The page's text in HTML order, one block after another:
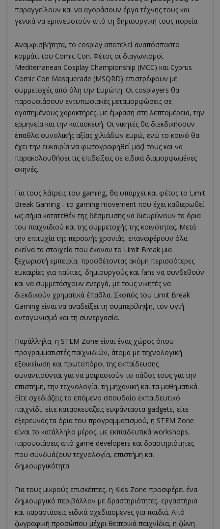
παραγγείλουν και να αγοράσουν έργα τέχνης τους και
γενικά να εμπνευστούν από τη δημιουργική τους πορεία.
Αναμφισβήτητα, το cosplay αποτελεί αναπόσπαστο
κομμάτι του Comic Con. Φέτος οι διαγωνισμοί
Mediterranean Cosplay Championship (MCC) και Cyprus
Comic Con Masquerade (MSQRD) επιστρέφουν με
συμμετοχές από όλη την Ευρώπη. Οι cosplayers θα
παρουσιάσουν εντυπωσιακές μεταμορφώσεις σε
αγαπημένους χαρακτήρες, με έμφαση στη λεπτομέρεια, την
ερμηνεία και την κατασκευή. Οι νικητές θα διεκδικήσουν
έπαθλα συνολικής αξίας χιλιάδων ευρώ, ενώ το κοινό θα
έχει την ευκαιρία να φωτογραφηθεί μαζί τους και να
παρακολουθήσει τις επιδείξεις σε ειδικά διαμορφωμένες
σκηνές.
Για τους λάτρεις του gaming, θα υπάρχει και φέτος το Limit
Break Gaming - το gaming movement που έχει καθιερωθεί
ως σήμα κατατεθέν της δέσμευσης να διευρύνουν τα όρια
του παιχνιδιού και της συμμετοχής της κοινότητας. Μετά
την επιτυχία της περσινής χρονιάς, επαναφέρουν όλα
εκείνα τα στοιχεία που έκαναν το Limit Break μια
ξεχωριστή εμπειρία, προσθέτοντας ακόμη περισσότερες
ευκαιρίες για παίκτες, δημιουργούς και fans να συνδεθούν
και να συμμετάσχουν ενεργά, με τους νικητές να
διεκδικούν χρηματικά έπαθλα. Σκοπός του Limit Break
Gaming είναι να αναδείξει τη συμπερίληψη, τον υγιή
ανταγωνισμό και τη συνεργασία.
Παράλληλα, η STEM Zone είναι ένας χώρος όπου
προγραμματιστές παιχνιδιών, άτομα με τεχνολογική
εξοικείωση και πρωτοπόροι της εκπαίδευσης
συναντιούνται για να μοιραστούν το πάθος τους για την
επιστήμη, την τεχνολογία, τη μηχανική και τα μαθηματικά.
Είτε σχεδιάζεις το επόμενο σπουδαίο εκπαιδευτικό
παιχνίδι, είτε κατασκευάζεις ευφάνταστα gadgets, είτε
εξερευνάς τα όρια του προγραμματισμού, η STEM Zone
είναι το κατάλληλο μέρος, με εκπαιδευτικά workshops,
παρουσιάσεις από game developers και δραστηριότητες
που συνδυάζουν τεχνολογία, επιστήμη και
δημιουργικότητα.
Για τους μικρούς επισκέπτες, η Kids Zone προσφέρει ένα
δημιουργικό περιβάλλον με δραστηριότητες, εργαστήρια
και παραστάσεις ειδικά σχεδιασμένες για παιδιά. Από
ζωγραφική προσώπου μέχρι θεατρικά παιχνίδια, η ζώνη